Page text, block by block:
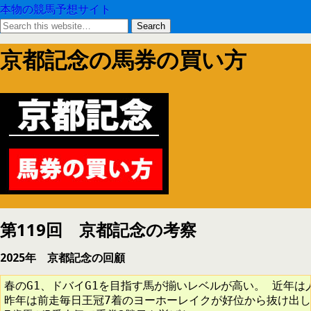
本物の競馬予想サイト
京都記念の馬券の買い方
第119回 京都記念の考察
2025年 京都記念の回顧
春のG1、ドバイG1を目指す馬が揃いレベルが高い。 近年は
昨年は前走毎日王冠7着のヨーホーレイクが好位から抜け出